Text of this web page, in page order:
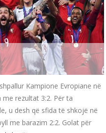
Kampione Evropiane në
rezultat 3:2. Për ta
u desh që sfida të shkojë në
me barazim 2:2. Golat për